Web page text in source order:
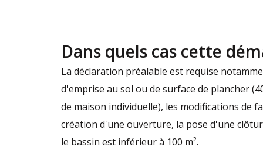
Dans quels cas cette
La déclaration préalable est requise
d'emprise au sol ou de surface de plancher
de maison individuelle), les modifications de
création d'une ouverture, la pose d'une
le bassin est inférieur à 100 m².